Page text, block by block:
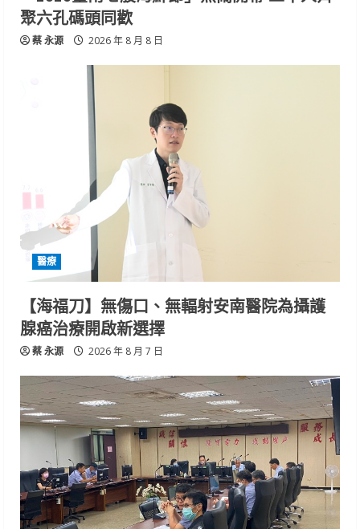
聚六孔碼頭同歡
蔡 永源 2026 年 8 月 8 日
醫療
【海福刀】無傷口、無輻射安南醫院為攝護
腺癌治療開啟新選擇
蔡 永源 2026 年 8 月 7 日